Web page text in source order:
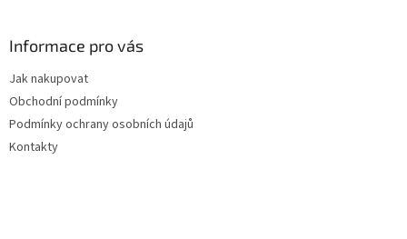
Informace pro vás
Jak nakupovat
Obchodní podmínky
Podmínky ochrany osobních údajů
Kontakty